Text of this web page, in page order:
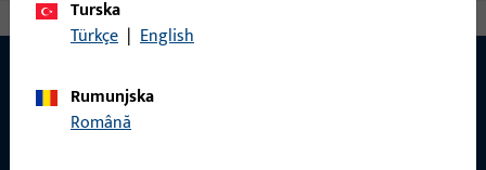
KONTAKT
Turska
Türkçe | English
Rumunjska
Română